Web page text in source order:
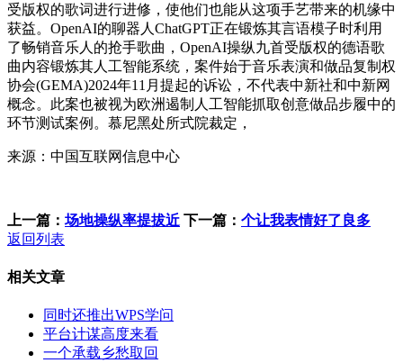
受版权的歌词进行进修，使他们也能从这项手艺带来的机缘中
获益。OpenAI的聊器人ChatGPT正在锻炼其言语模子时利用
了畅销音乐人的抢手歌曲，OpenAI操纵九首受版权的德语歌
曲内容锻炼其人工智能系统，案件始于音乐表演和做品复制权
协会(GEMA)2024年11月提起的诉讼，不代表中新社和中新网
概念。此案也被视为欧洲遏制人工智能抓取创意做品步履中的
环节测试案例。慕尼黑处所式院裁定，
来源：中国互联网信息中心
上一篇： 场地操纵率提拔近 下一篇： 个让我表情好了良多
返回列表
相关文章
同时还推出WPS学问
平台计谋高度来看
一个承载乡愁取回